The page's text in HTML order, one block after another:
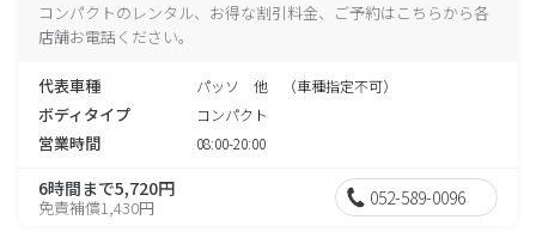
コンパクトのレンタル、お得な割引料金、ご予約はこちらから各
店舗お電話ください。
代表車種 パッソ 他 （車種指定不可）
ボディタイプ コンパクト
営業時間 08:00-20:00
6時間まで5,720円
免責補償1,430円 052-589-0096